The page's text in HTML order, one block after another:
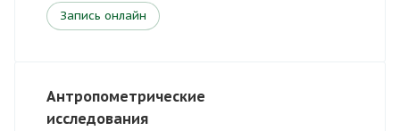
Запись онлайн
Антропометрические
исследования